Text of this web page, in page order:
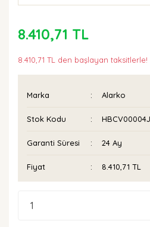
8.410,71 TL
8.410,71 TL den başlayan taksitlerle!
Marka Alarko
Stok Kodu
Garanti Süresi 24 Ay
Fiyat 8.410,71 TL